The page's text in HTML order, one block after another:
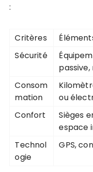
:
Critères
Sécurité
passive,
Consom
mation
ou
Confort
Sièges
espace
Technol
ogie
GPS,